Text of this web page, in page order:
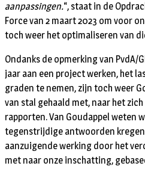
aanpassingen.“, staat in de
Force van 2 maart 2023 om voor
toch weer het optimaliseren van
Ondanks de opmerking van PvdA/
jaar aan een project werken, het
graden te nemen, zijn toch weer
van stal gehaald met, naar het
rapporten. Van Goudappel weten
tegenstrijdige antwoorden
aanzuigende werking door het
met naar onze inschatting,